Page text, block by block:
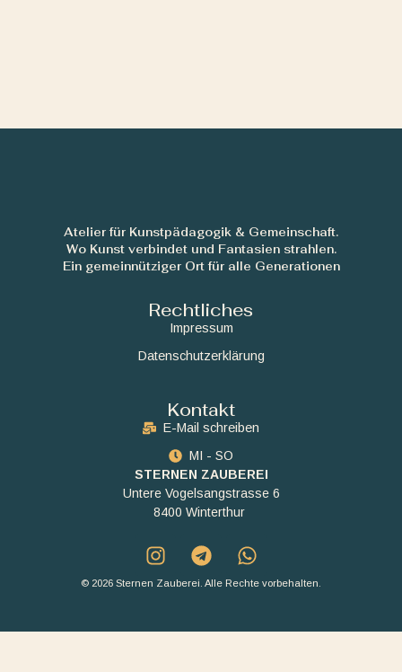
Atelier für Kunstpädagogik & Gemeinschaft.
Wo Kunst verbindet und Fantasien strahlen.
Ein gemeinnütziger Ort für alle Generationen
Rechtliches
Impressum
Datenschutzerklärung
Kontakt
E-Mail schreiben
MI - SO
STERNEN ZAUBEREI
Untere Vogelsangstrasse 6
8400 Winterthur
© 2026 Sternen Zauberei. Alle Rechte vorbehalten.